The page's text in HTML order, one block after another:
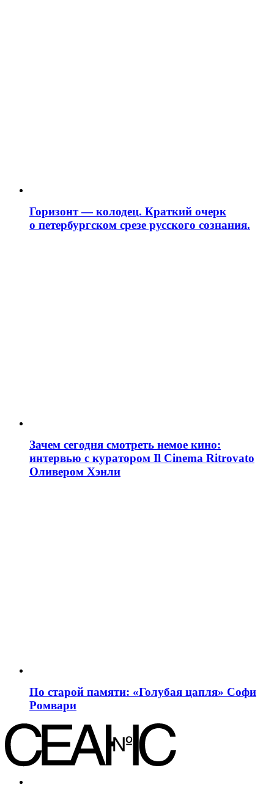
Горизонт — колодец. Краткий очерк
о петербургском срезе русского сознания.
Зачем сегодня смотреть немое кино:
интервью с куратором Il Cinema Ritrovato
Оливером Хэнли
По старой памяти: «Голубая цапля» Софи
Ромвари